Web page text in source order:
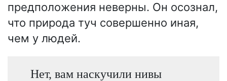
предположения неверны. Он осознал,
что природа туч совершенно иная,
чем у людей.
Нет, вам наскучили нивы